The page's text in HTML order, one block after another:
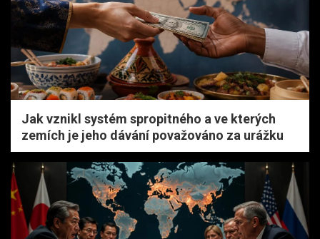
Jak vznikl systém spropitného a ve kterých
zemích je jeho dávání považováno za urážku